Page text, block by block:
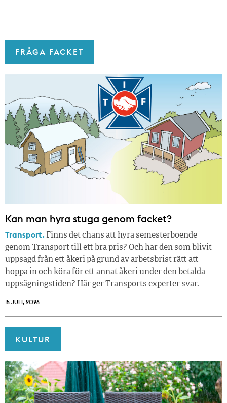
FRÅGA FACKET
Kan man hyra stuga genom facket?
Transport. Finns det chans att hyra semesterboende
genom Transport till ett bra pris? Och har den som blivit
uppsagd från ett åkeri på grund av arbetsbrist rätt att
hoppa in och köra för ett annat åkeri under den betalda
uppsägningstiden? Här ger Transports experter svar.
15 JULI, 2026
KULTUR